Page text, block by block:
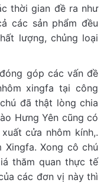
thời gian đề ra như
các sản phẩm đều
lượng, chủng loại
góp các vấn đề
xingfa tại công
đã thật lòng chia
Hưng Yên cũng có
cửa nhôm kính,.
Xong cô chú
thăm quan thực tế
các đơn vị này thì